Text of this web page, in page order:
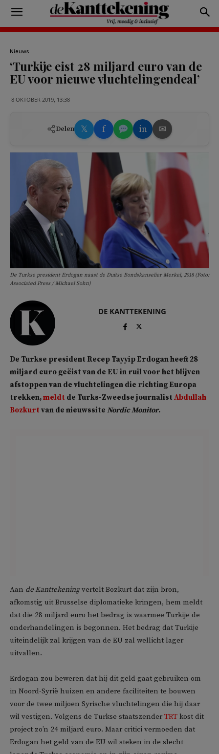
Nieuws
‘Turkije eist 28 miljard euro van de
EU voor nieuwe vluchtelingendeal’
8 OKTOBER 2019, 13:38
Delen 𝕏 f in ✉
De Turkse president Erdogan naast de Duitse Bondskanselier Merkel, 2018 (Foto:
Associated Press / Michael Sohn)
DE KANTTEKENING
De Turkse president Recep Tayyip Erdogan heeft 28
miljard euro geëist van de EU in ruil voor het blijven
afstoppen van de vluchtelingen die richting Europa
trekken,meldt de Turks-Zweedse journalist Abdullah
Bozkurt van de nieuwssite Nordic Monitor.
Aan de Kanttekeningvertelt Bozkurt dat zijn bron,
afkomstig uit Brusselse diplomatieke kringen, hem meldt
dat die 28 miljard euro het bedrag is waarmee Turkije de
onderhandelingen is begonnen. Het bedrag dat Turkije
uiteindelijk zal krijgen van de EU zal wellicht lager
uitvallen.
Erdogan zou beweren dat hij dit geld gaat gebruiken om
in Noord-Syrië huizen en andere faciliteiten te bouwen
voor de twee miljoen Syrische vluchtelingen die hij daar
wil vestigen. Volgens de Turkse staatszender TRT kost dit
project zo’n 24 miljard euro. Maar critici vermoeden dat
Erdogan het geld van de EU wil steken in de slecht